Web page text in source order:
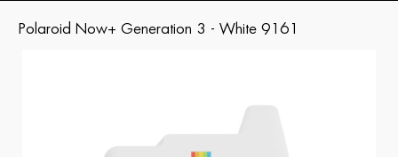
Polaroid Now+ Generation 3 - White 9161